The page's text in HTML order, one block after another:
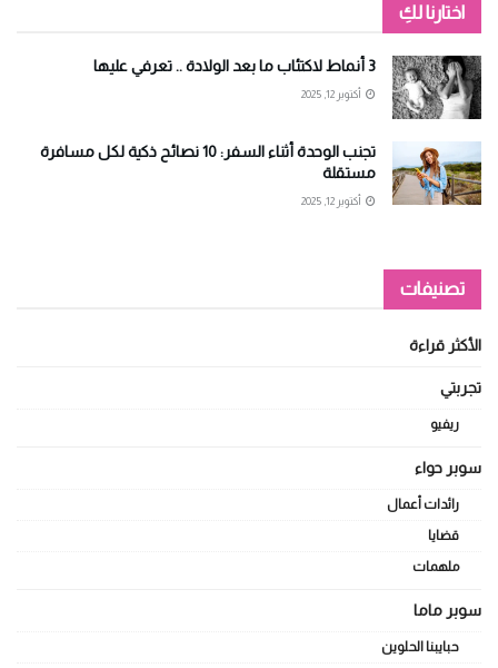
اختارنا لكِ
3 أنماط لاكتئاب ما بعد الولادة .. تعرفي عليها
أكتوبر 12, 2025
تجنب الوحدة أثناء السفر: 10 نصائح ذكية لكل مسافرة
مستقلة
أكتوبر 12, 2025
تصنيفات
الأكثر قراءة
تجربتي
ريفيو
سوبر حواء
رائدات أعمال
قضايا
ملهمات
سوبر ماما
حبايبنا الحلوين